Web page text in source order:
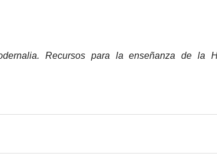
Recursos para la enseñanza de la